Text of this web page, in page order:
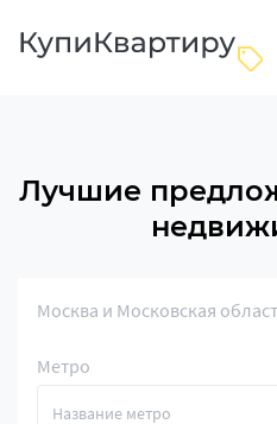
Лучшие
Москва и Московская
Метро